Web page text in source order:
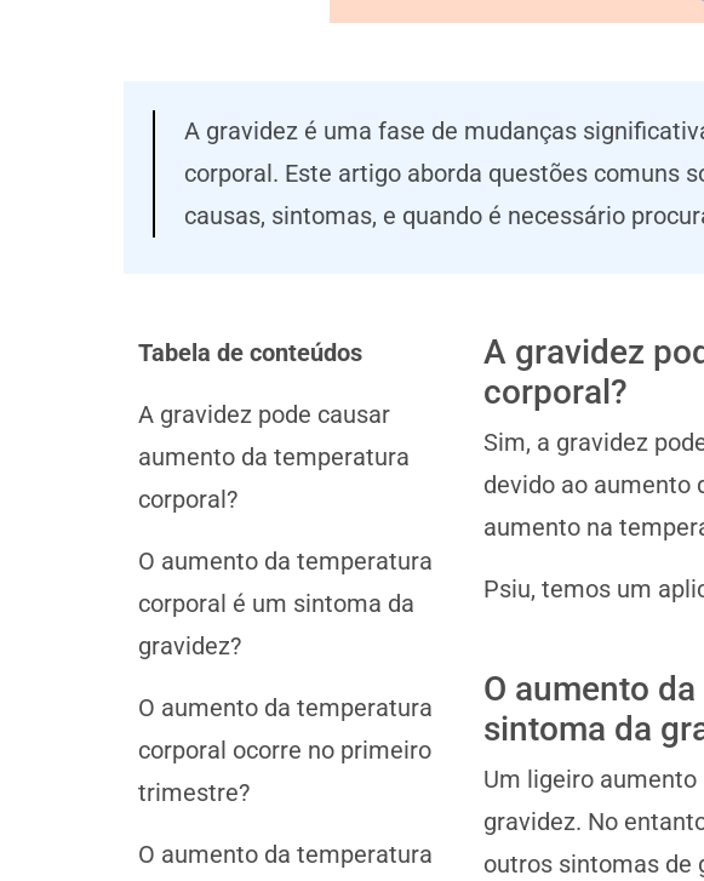
A gravidez é uma fase de mudanças
corporal. Este artigo aborda questões comuns
causas, sintomas, e quando é necessário
Tabela de conteúdos
A gravidez pode causar
aumento da temperatura
corporal?
O aumento da temperatura
corporal é um sintoma da
gravidez?
O aumento da temperatura
corporal ocorre no primeiro
trimestre?
O aumento da temperatura
A gravidez
corporal?
Sim, a gravidez
devido ao aumento
aumento na
Psiu, temos um
O aumento
sintoma da
Um ligeiro
gravidez. No
outros sintomas de